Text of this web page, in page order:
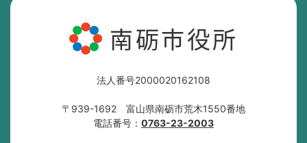
南砺市役所
法人番号2000020162108
〒939-1692 富山県南砺市荒木1550番地
電話番号： 0763-23-2003